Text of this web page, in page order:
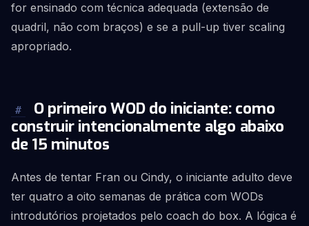
for ensinado com técnica adequada (extensão de
quadril, não com braços) e se a pull-up tiver scaling
apropriado.
#
O primeiro WOD do iniciante: como
construir intencionalmente algo abaixo
de 15 minutos
Antes de tentar Fran ou Cindy, o iniciante adulto deve
ter quatro a oito semanas de prática com WODs
introdutórios projetados pelo coach do box. A lógica é